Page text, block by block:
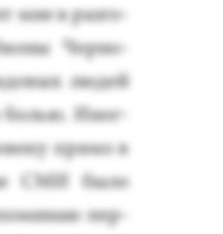
мне в раз­го­
Чер­но­
лю­дей
болью. Иног­
пря­мо в
СМИ бы­ло
пер­